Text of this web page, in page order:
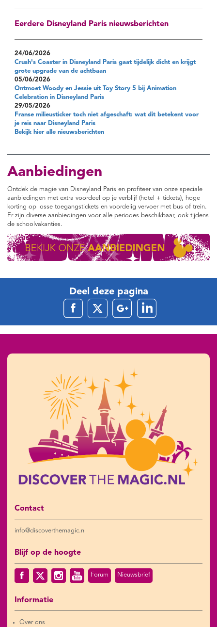
Eerdere Disneyland Paris nieuwsberichten
24/06/2026
Crush's Coaster in Disneyland Paris gaat tijdelijk dicht en krijgt
grote upgrade van de achtbaan
05/06/2026
Ontmoet Woody en Jessie uit Toy Story 5 bij Animation
Celebration in Disneyland Paris
29/05/2026
Franse milieusticker toch niet afgeschaft: wat dit betekent voor
je reis naar Disneyland Paris
Bekijk hier alle nieuwsberichten
Aanbiedingen
Ontdek de magie van Disneyland Paris en profiteer van onze speciale
aanbiedingen met extra voordeel op je verblijf (hotel + tickets), hoge
korting op losse toegangstickets en voordelig vervoer met bus of trein.
Er zijn diverse aanbiedingen voor alle periodes beschikbaar, ook tijdens
de schoolvakanties.
Deel deze pagina
Contact
info@discoverthemagic.nl
Blijf op de hoogte
Forum Nieuwsbrief
Informatie
Over ons